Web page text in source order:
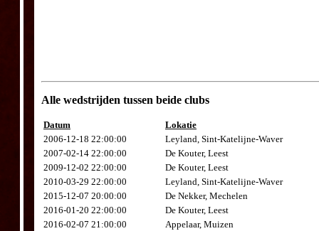
Alle wedstrijden tussen beide clubs
Datum
Lokatie
2006-12-18 22:00:00
Leyland, Sint-Katelijne-Waver
2007-02-14 22:00:00
De Kouter, Leest
2009-12-02 22:00:00
De Kouter, Leest
2010-03-29 22:00:00
Leyland, Sint-Katelijne-Waver
2015-12-07 20:00:00
De Nekker, Mechelen
2016-01-20 22:00:00
De Kouter, Leest
2016-02-07 21:00:00
Appelaar, Muizen